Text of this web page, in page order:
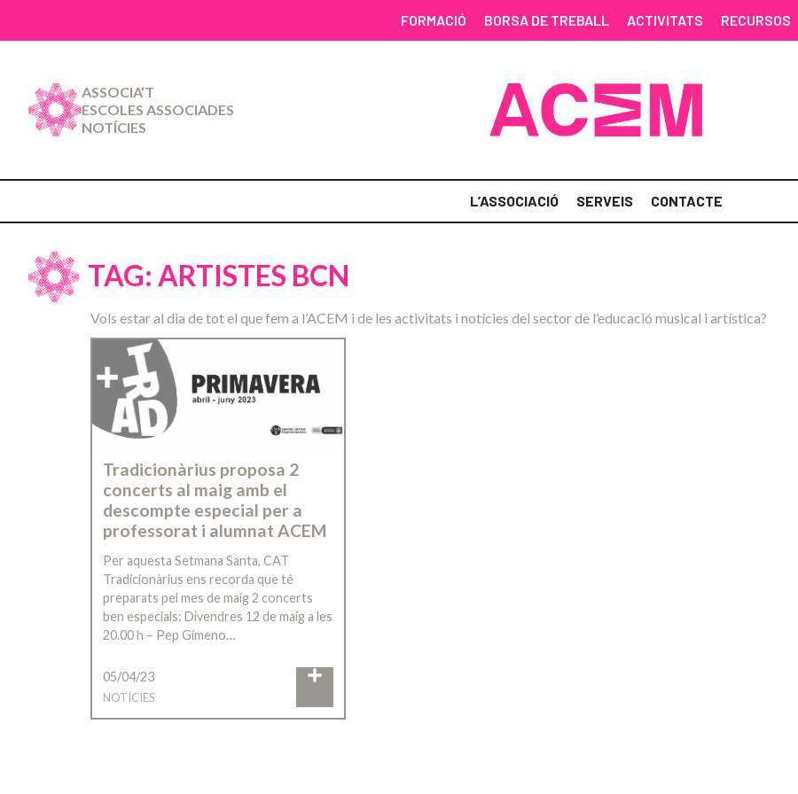
FORMACIÓ BORSA DE TREBALL ACTIVITATS RECURSOS
ASSOCIA’T
ESCOLES ASSOCIADES
NOTÍCIES
L’ASSOCIACIÓ SERVEIS CONTACTE
TAG: ARTISTES BCN
Vols estar al dia de tot el que fem a l’ACEM i de les activitats i notícies del sector de l’educació musical i artística?
Tradicionàrius proposa 2
concerts al maig amb el
descompte especial per a
professorat i alumnat ACEM
Per aquesta Setmana Santa, CAT
Tradicionàrius ens recorda que té
preparats pel mes de maig 2 concerts
ben especials: Divendres 12 de maig a les
20.00 h – Pep Gimeno…
05/04/23
NOTÍCIES